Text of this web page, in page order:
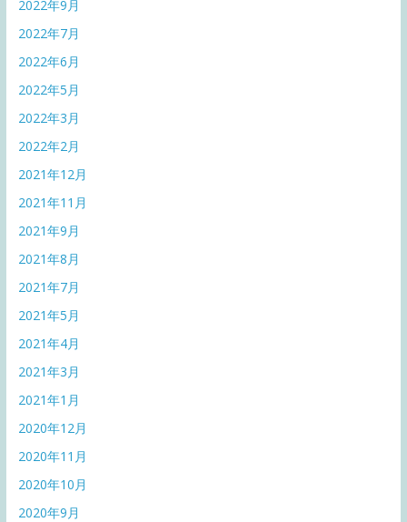
2022年9月
2022年7月
2022年6月
2022年5月
2022年3月
2022年2月
2021年12月
2021年11月
2021年9月
2021年8月
2021年7月
2021年5月
2021年4月
2021年3月
2021年1月
2020年12月
2020年11月
2020年10月
2020年9月